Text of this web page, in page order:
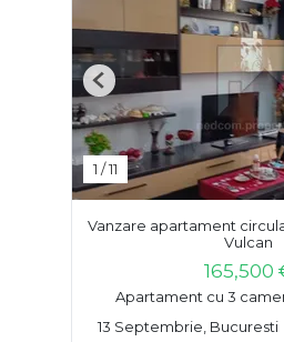
1 /11
Previous
Vanzare apartament
Vulcan
165,500
Apartament cu 3
13 Septembrie, Bucuresti